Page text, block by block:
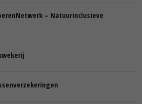
– Natuurinclusieve